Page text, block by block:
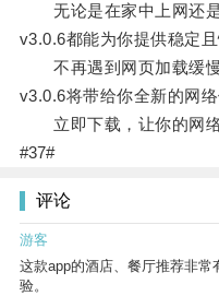
无论是在家中上网还是
v3.0.6都能为你提供稳定且
不再遇到网页加载缓慢
v3.0.6将带给你全新的网络
立即下载，让你的网络
#37#
评论
游客
这款app的酒店、餐厅推荐非
验。